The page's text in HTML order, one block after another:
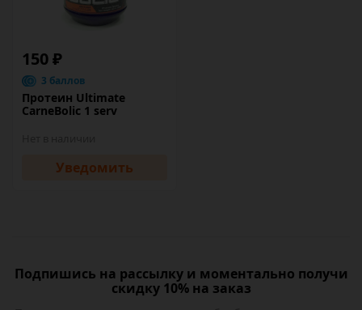
150 ₽
3 баллов
Протеин Ultimate
CarneBolic 1 serv
Уведомить
Подпишись на рассылку и моментально получи
скидку 10% на заказ